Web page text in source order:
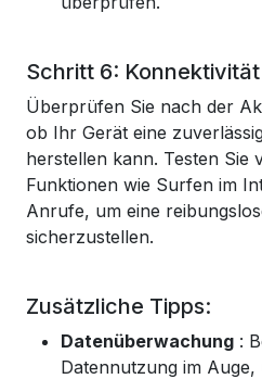
Schritt 6:
Überprüfen Sie nach der
ob Ihr Gerät eine
herstellen kann. Testen Sie
Funktionen wie Surfen im
Anrufe, um eine
sicherzustellen.
Zusätzliche Tipps:
Datenüberwachung :
Datennutzung im